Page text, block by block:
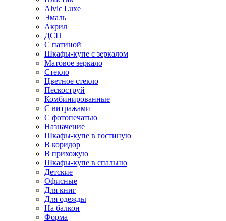
Alvic Luxe
Эмаль
Акрил
ДСП
С патиной
Шкафы-купе с зеркалом
Матовое зеркало
Стекло
Цветное стекло
Пескоструй
Комбинированные
С витражами
С фотопечатью
Назначение
Шкафы-купе в гостиную
В коридор
В прихожую
Шкафы-купе в спальню
Детские
Офисные
Для книг
Для одежды
На балкон
Форма